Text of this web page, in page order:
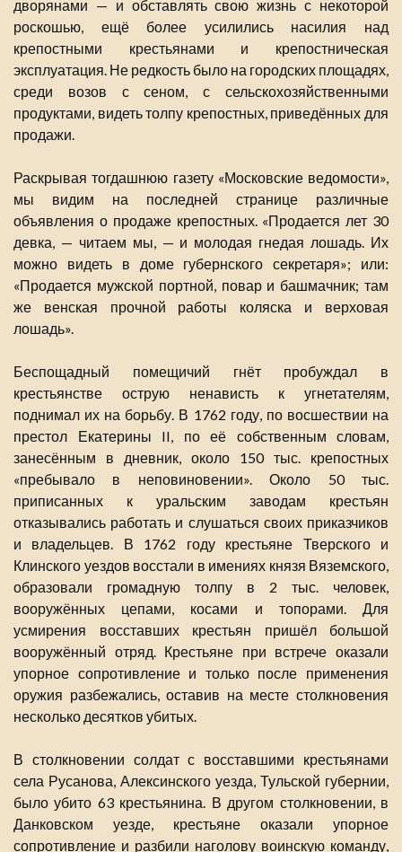
дворянами — и обставлять свою жизнь с некоторой
роскошью, ещё более усилились насилия над
крепостными крестьянами и крепостническая
эксплуатация. Не редкость было на городских площадях,
среди возов с сеном, с сельскохозяйственными
продуктами, видеть толпу крепостных, приведённых для
продажи.
Раскрывая тогдашнюю газету «Московские ведомости»,
мы видим на последней странице различные
объявления о продаже крепостных. «Продается лет 30
девка, — читаем мы, — и молодая гнедая лошадь. Их
можно видеть в доме губернского секретаря»; или:
«Продается мужской портной, повар и башмачник; там
же венская прочной работы коляска и верховая
лошадь».
Беспощадный помещичий гнёт пробуждал в
крестьянстве острую ненависть к угнетателям,
поднимал их на борьбу. В 1762 году, по восшествии на
престол Екатерины II, по её собственным словам,
занесённым в дневник, около 150 тыс. крепостных
«пребывало в неповиновении». Около 50 тыс.
приписанных к уральским заводам крестьян
отказывались работать и слушаться своих приказчиков
и владельцев. В 1762 году крестьяне Тверского и
Клинского уездов восстали в имениях князя Вяземского,
образовали громадную толпу в 2 тыс. человек,
вооружённых цепами, косами и топорами. Для
усмирения восставших крестьян пришёл большой
вооружённый отряд. Крестьяне при встрече оказали
упорное сопротивление и только после применения
оружия разбежались, оставив на месте столкновения
несколько десятков убитых.
В столкновении солдат с восставшими крестьянами
села Русанова, Алексинского уезда, Тульской губернии,
было убито 63 крестьянина. В другом столкновении, в
Данковском уезде, крестьяне оказали упорное
сопротивление и разбили наголову воинскую команду,